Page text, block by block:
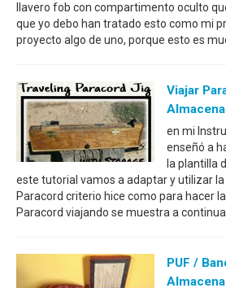
llavero fob con compartimento oculto
que yo debo han tratado esto como mi
proyecto algo de uno, porque esto es
Viajar
en mi
enseñó a
la plantilla
este tutorial vamos a adaptar y utilizar
Paracord criterio hice como para hacer
Paracord viajando se muestra a
PUF /